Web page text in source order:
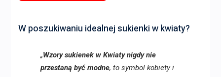
W poszukiwaniu idealnej sukienki w kwiaty?
„Wzory sukienek w Kwiaty nigdy nie
przestaną być modne, to symbol kobiety i